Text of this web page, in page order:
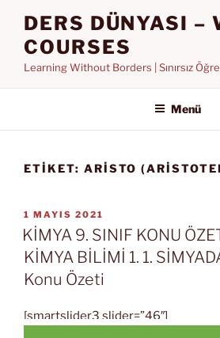
DERS DÜNYASI –
COURSES
Learning Without Borders | Sınırsız
Menü
ETIKET: ARISTO
YAYIM
TARIHI
1 MAYIS 2021
KİMYA 9. SINIF KONU
KİMYA BİLİMİ 1. 1.
Konu Özeti
[smartslider3 slider=”46″]